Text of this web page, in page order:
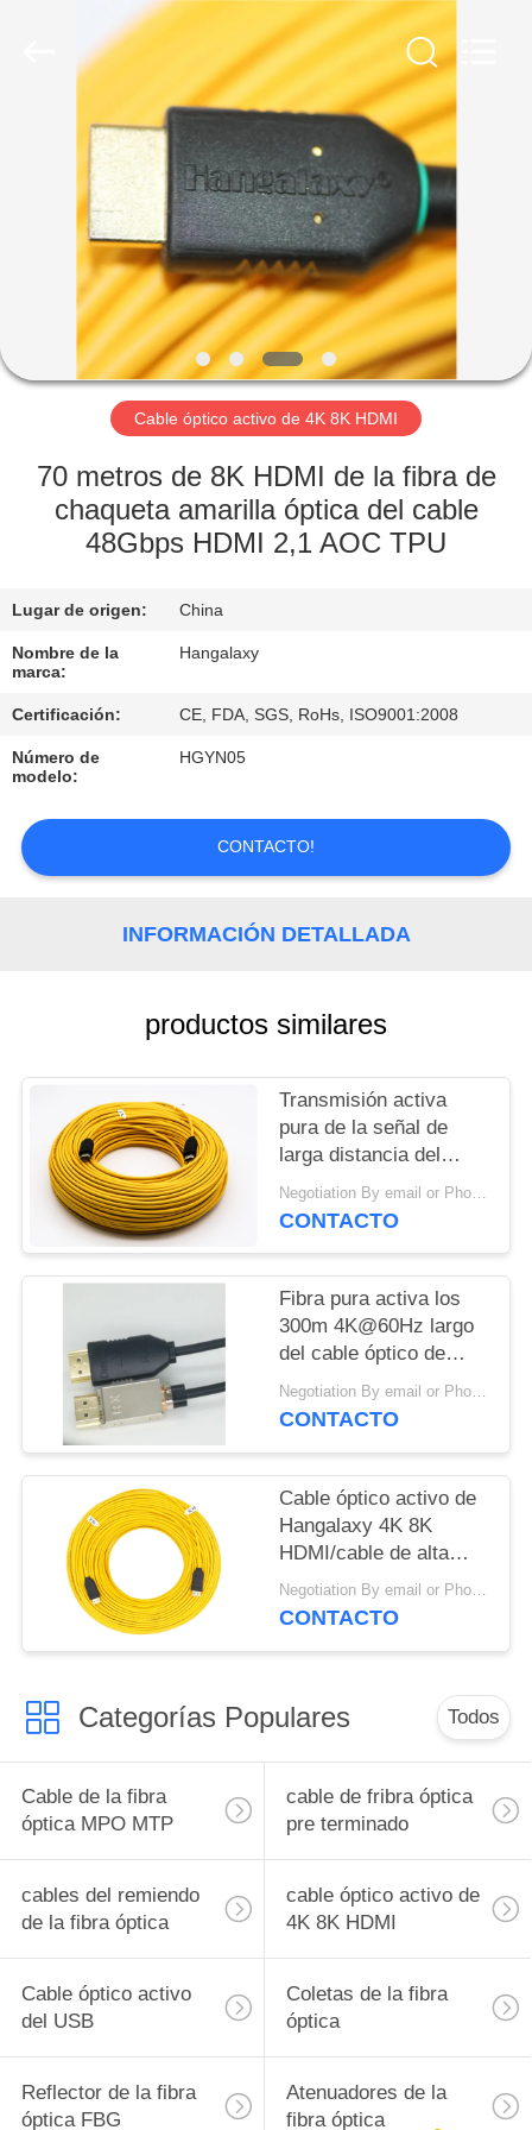
HOGAR
PRODUCTOS
VÍDEOS
SOBRE
NOSOTROS
VIAJE
CONTROL
ÉNTRENOS
EN
CONTACTO
CITA
Cable óptico activo de 4K 8K HDMI
70 metros de 8K HDMI de la fibra de
chaqueta amarilla óptica del cable
48Gbps HDMI 2,1 AOC TPU
Lugar de origen: China
Nombre de la
marca:
Hangalaxy
Certificación: CE, FDA, SGS, RoHs, ISO9001:2008
Número de
modelo:
HGYN05
CONTACTO!
INFORMACIÓN DETALLADA
productos similares
Transmisión activa
pura de la señal de
larga distancia del
cable óptico LSZH de
4K 8K HDMI
Negotiation By email or Phone Call MOQ:El decir de MOQ es 10pcs
CONTACTO
Fibra pura activa los
300m 4K@60Hz largo
del cable óptico de
Hdmi 2,0 4 4 4 18GbpsNegotiation By email or Phone Call MOQ:El decir de MOQ es 10pcs
CONTACTO
Cable óptico activo de
Hangalaxy 4K 8K
HDMI/cable de alta
velocidad 4k de AOC
Hdmi
Negotiation By email or Phone Call MOQ:El decir de MOQ es 10pcs
CONTACTO
Categorías Populares Todos
Cable de la fibra
óptica MPO MTP
cable de fribra óptica
pre terminado
cables del remiendo
de la fibra óptica
cable óptico activo de
4K 8K HDMI
Cable óptico activo
del USB
Coletas de la fibra
óptica
Reflector de la fibra
óptica FBG
Atenuadores de la
fibra óptica